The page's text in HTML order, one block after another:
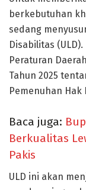
berkebutuhan
sedang
Disabilitas
Peraturan
Tahun 2025
Pemenuhan
Baca juga:
Berkualitas
Pakis
ULD ini akan